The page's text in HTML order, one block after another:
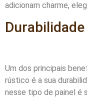
adicionam charme,
Um dos principais
rústico é a sua
nesse tipo de painel é